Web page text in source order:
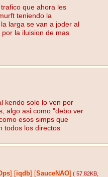
que ahora les
teniendo la
larga se van a joder al
la iluision de mas
kendo solo lo ven por
algo asi como "debo ver
esos simps que
todos los directos
iqdb SauceNAO ( 57.82KB